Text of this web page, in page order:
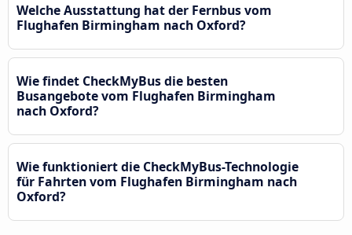
Welche Ausstattung hat der Fernbus vom
Flughafen Birmingham nach Oxford?
Wie findet CheckMyBus die besten
Busangebote vom Flughafen Birmingham
nach Oxford?
Wie funktioniert die CheckMyBus-Technologie
für Fahrten vom Flughafen Birmingham nach
Oxford?